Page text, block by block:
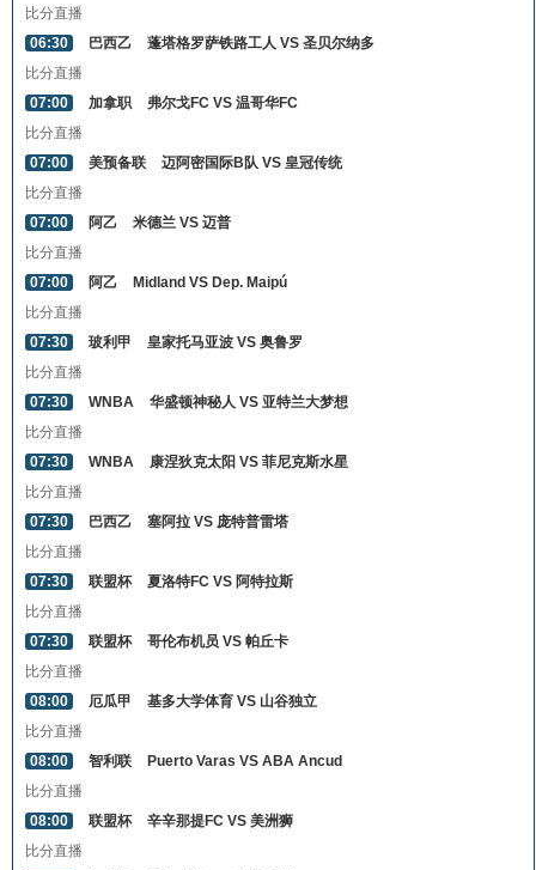
比分直播
06:30
巴西乙
蓬塔格罗萨铁路工人 VS 圣贝尔纳多
比分直播
07:00
加拿职
弗尔戈FC VS 温哥华FC
比分直播
07:00
美预备联
迈阿密国际B队 VS 皇冠传统
比分直播
07:00
阿乙
米德兰 VS 迈普
比分直播
07:00
阿乙
Midland VS Dep. Maipú
比分直播
07:30
玻利甲
皇家托马亚波 VS 奥鲁罗
比分直播
07:30
WNBA
华盛顿神秘人 VS 亚特兰大梦想
比分直播
07:30
WNBA
康涅狄克太阳 VS 菲尼克斯水星
比分直播
07:30
巴西乙
塞阿拉 VS 庞特普雷塔
比分直播
07:30
联盟杯
夏洛特FC VS 阿特拉斯
比分直播
07:30
联盟杯
哥伦布机员 VS 帕丘卡
比分直播
08:00
厄瓜甲
基多大学体育 VS 山谷独立
比分直播
08:00
智利联
Puerto Varas VS ABA Ancud
比分直播
08:00
联盟杯
辛辛那提FC VS 美洲狮
比分直播